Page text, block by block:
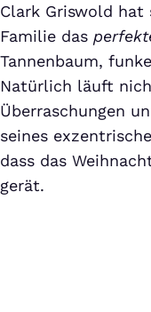
Clark Griswold hat
Familie das
Tannenbaum,
Natürlich läuft
Überraschungen
seines
dass das
gerät.